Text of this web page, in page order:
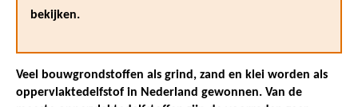
bekijken.
Veel bouwgrondstoffen als grind, zand en klei worden als
oppervlaktedelfstof in Nederland gewonnen. Van de